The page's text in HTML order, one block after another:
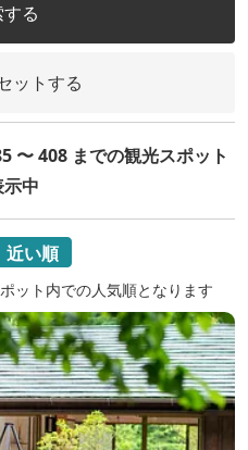
る
ットする
〜 408 までの観光スポット
中
近い順
ット内での人気順となります